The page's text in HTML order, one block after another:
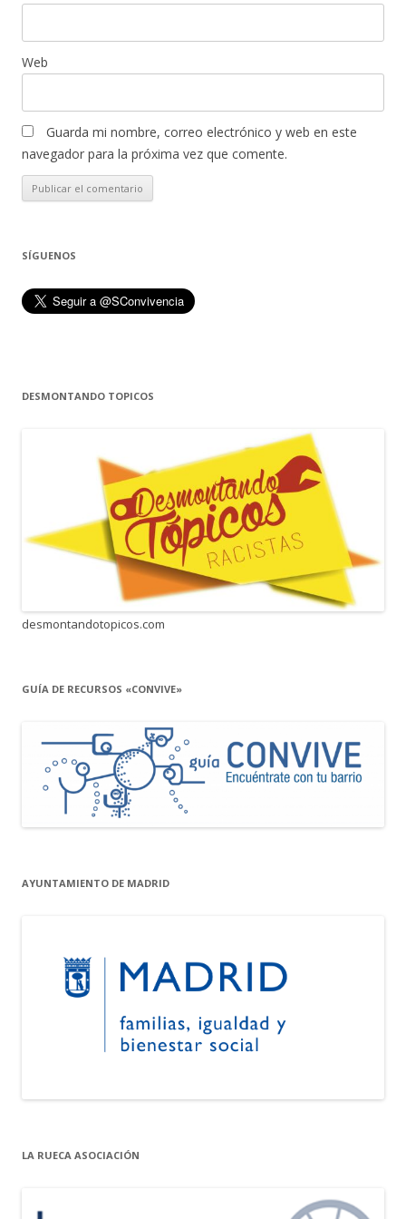
Web
Guarda mi nombre, correo electrónico y web en este
navegador para la próxima vez que comente.
SÍGUENOS
DESMONTANDO TOPICOS
desmontandotopicos.com
GUÍA DE RECURSOS «CONVIVE»
AYUNTAMIENTO DE MADRID
LA RUECA ASOCIACIÓN